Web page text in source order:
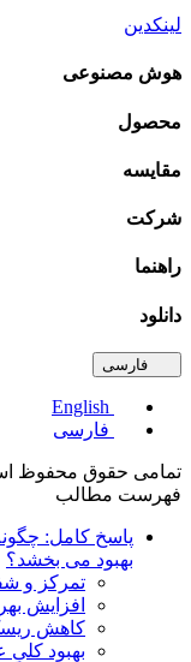
مصنوعی
فارسی
English
فارسی
حقوق محفوظ است ©
مطالب
پاسخ کامل: چگونه
بهبود می بخشد؟
تمرکز و
افزایش بهره
کاهش ریسک ها
بهبود کلیِ